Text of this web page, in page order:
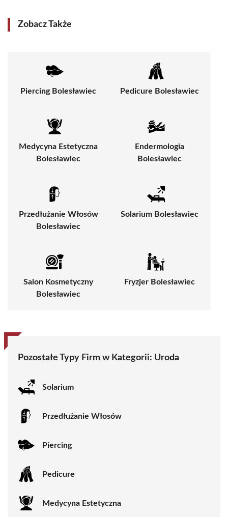
Zobacz Także
Piercing Bolesławiec Pedicure Bolesławiec
Medycyna Estetyczna
Bolesławiec
Endermologia
Bolesławiec
Przedłużanie Włosów
Bolesławiec
Solarium Bolesławiec
Salon Kosmetyczny
Bolesławiec
Fryzjer Bolesławiec
Pozostałe Typy Firm w Kategorii: Uroda
Solarium
Przedłużanie Włosów
Piercing
Pedicure
Medycyna Estetyczna